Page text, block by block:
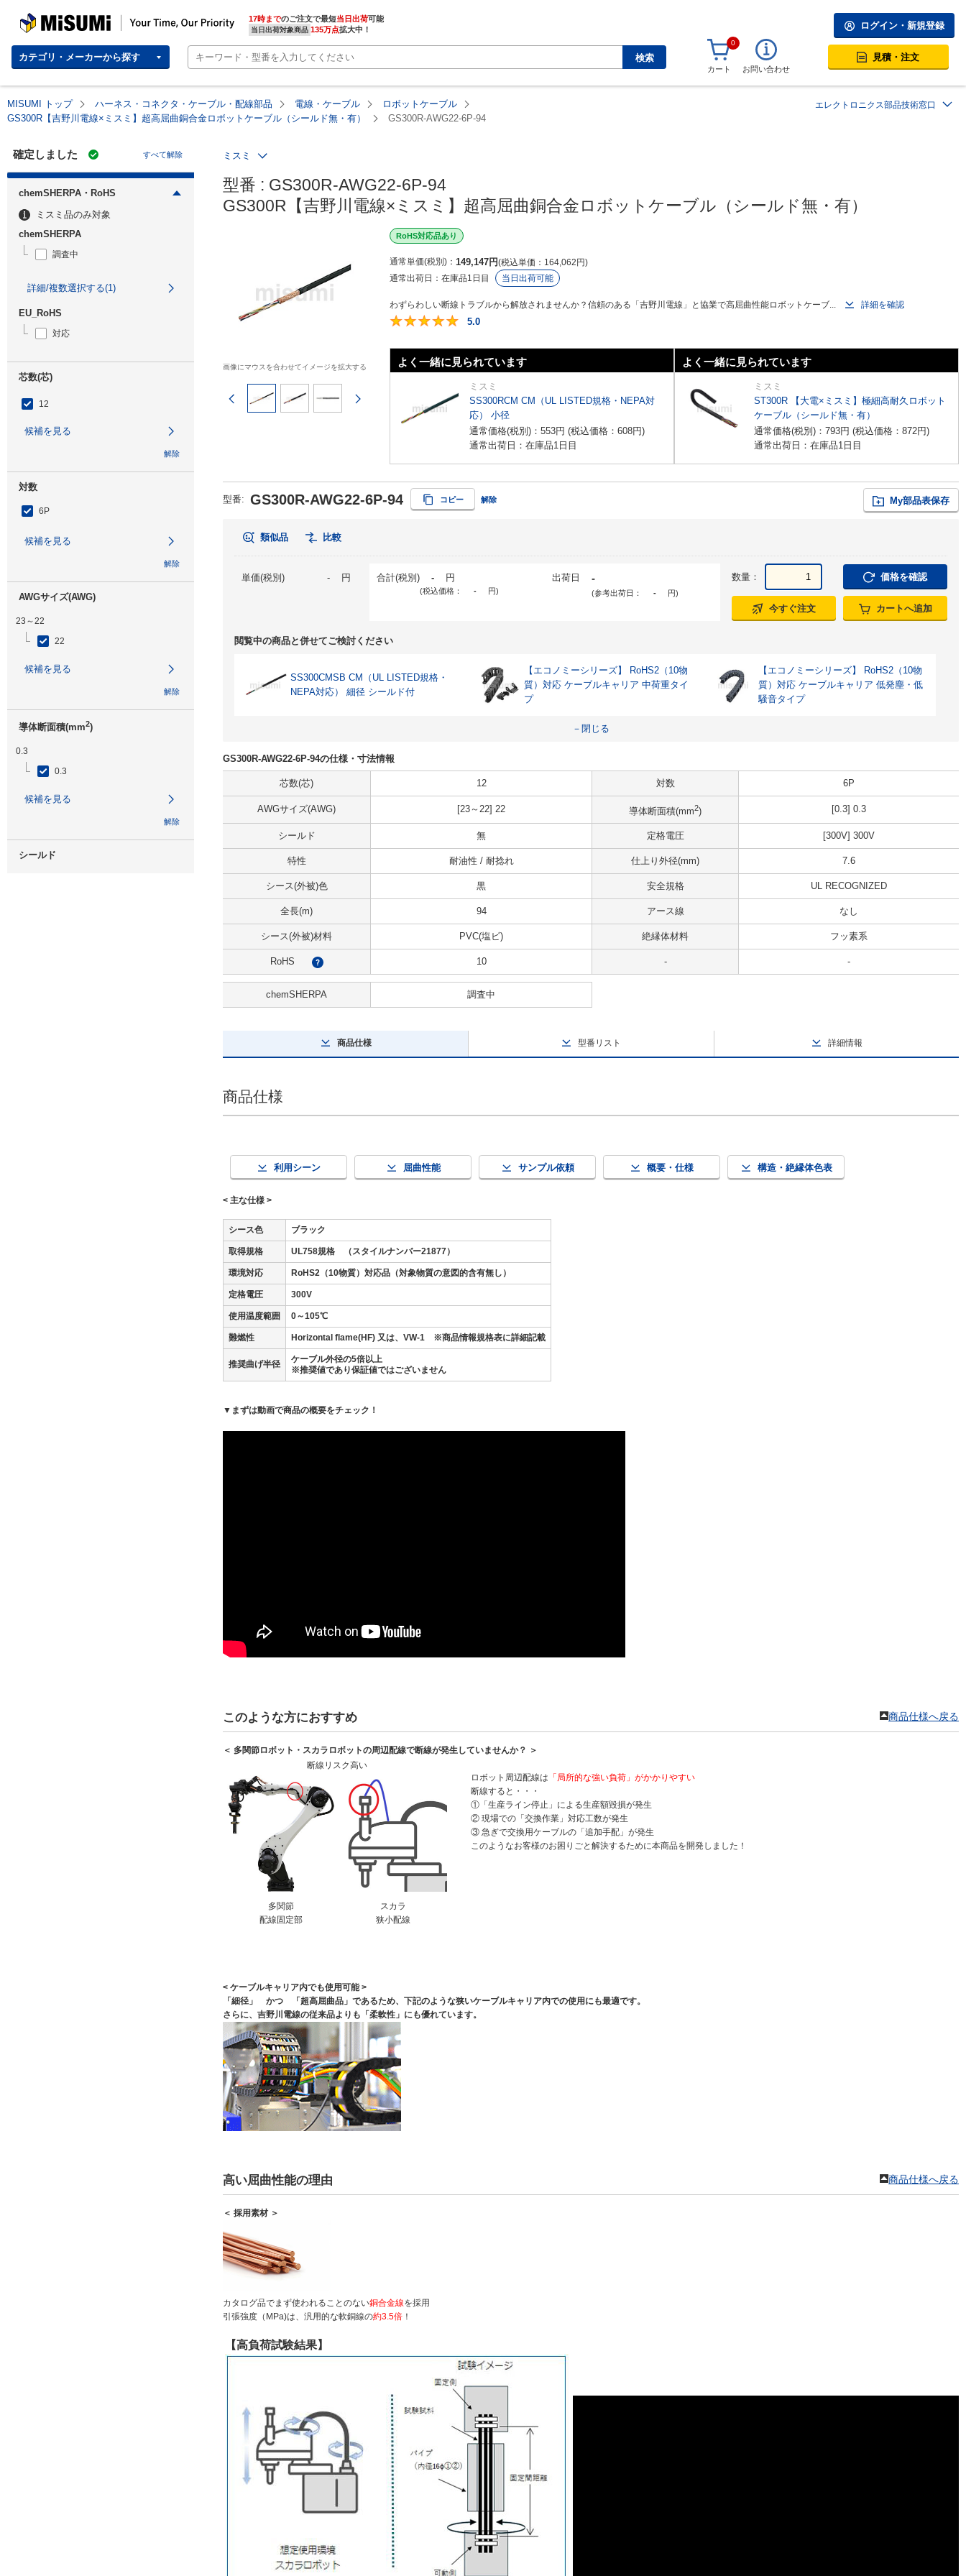
MISUMI | Your Time, Our Priority 17時までのご注文で最短当日出荷
当日出荷対象商品 135万点拡大中！
カテゴリ・メーカーから探す 検索
ログイン・新規登録
0
カート お問い合わせ
見積・注文
MISUMI トップ ハーネス・コネクタ・ケーブル・配線部品 電線・ケーブル
ロボットケーブル
GS300R【吉野川電線×ミスミ】超高屈曲銅合金ロボットケーブル（シールド無・有）
GS300R-AWG22-6P-94
エレクトロニクス部品技術窓口
確定しました すべて解除
chemSHERPA・RoHS
ミスミ品のみ対象
chemSHERPA
調査中
詳細/複数選択する(1)
EU_RoHS
対応
芯数(芯)
12
候補を見る
解除
対数
6P
候補を見る
解除
AWGサイズ(AWG)
23～22
22
候補を見る
解除
導体断面積(mm2)
0.3
0.3
候補を見る
解除
シールド
ミスミ
型番 : GS300R-AWG22-6P-94
GS300R【吉野川電線×ミスミ】超高屈曲銅合金ロボットケーブル（シールド無・有）
画像にマウスを合わせてイメージを拡大する
前のページ
RoHS対応品あり
通常単価(税別) 149,147円 税込単価 164,062円
通常出荷日： 在庫品1日目 当日出荷可能
わずらわしい断線トラブルから解放されませんか？信頼のある「吉野川電線」と協業で高屈曲性能ロボットケーブ...
詳細を確認
5.0
よく一緒に見られています
ミスミ
SS300RCM CM（UL LISTED規格・NEPA対
応） 小径
通常価格(税別)： 553円 (税込価格： 608円)
通常出荷日：在庫品1日目
よく一緒に見られています
ミスミ
ST300R 【大電×ミスミ】極細高耐久ロボット
ケーブル（シールド無・有）
通常価格(税別)： 793円 (税込価格： 872円)
通常出荷日：在庫品1日目
型番: GS300R-AWG22-6P-94 コピー 解除 My部品表保存
類似品 比較
単価(税別) - 円 合計(税別) - 円
(税込価格： - 円)
出荷日 -
(参考出荷日： - 円)
数量： 価格を確認
今すぐ注文 カートへ追加
閲覧中の商品と併せてご検討ください
SS300CMSB CM（UL LISTED規格・
NEPA対応） 細径 シールド付
【エコノミーシリーズ】 RoHS2（10物
質）対応 ケーブルキャリア 中荷重タイ
プ
【エコノミーシリーズ】 RoHS2（10物
質）対応 ケーブルキャリア 低発塵・低
騒音タイプ
－閉じる
GS300R-AWG22-6P-94の仕様・寸法情報
芯数(芯) 12 対数 6P
AWGサイズ(AWG) [23～22] 22 導体断面積(mm2) [0.3] 0.3
シールド 無 定格電圧 [300V] 300V
特性 耐油性 / 耐捻れ 仕上り外径(mm) 7.6
シース(外被)色 黒 安全規格 UL RECOGNIZED
全長(m) 94 アース線 なし
シース(外被)材料 PVC(塩ビ) 絶縁体材料 フッ素系
RoHS ? 10 - -
chemSHERPA 調査中
商品仕様 型番リスト 詳細情報
商品仕様
利用シーン 屈曲性能 サンプル依頼 概要・仕様 構造・絶縁体色表
< 主な仕様 >
シース色 ブラック
取得規格 UL758規格 （スタイルナンバー21877）
環境対応 RoHS2（10物質）対応品（対象物質の意図的含有無し）
定格電圧 300V
使用温度範囲 0～105℃
難燃性 Horizontal flame(HF) 又は、VW-1 ※商品情報規格表に詳細記載
推奨曲げ半径
ケーブル外径の5倍以上
※推奨値であり保証値ではございません
▼まずは動画で商品の概要をチェック！
商品仕様へ戻る
このような方におすすめ
＜ 多関節ロボット・スカラロボットの周辺配線で断線が発生していませんか？ ＞
断線リスク高い
多関節
配線固定部
スカラ
狭小配線
ロボット周辺配線は 「局所的な強い負荷」がかかりやすい
断線すると・・・
①「生産ライン停止」による生産額毀損が発生
② 現場での「交換作業」対応工数が発生
③ 急ぎで交換用ケーブルの「追加手配」が発生
このようなお客様のお困りごと解決するために本商品を開発しました！
< ケーブルキャリア内でも使用可能 >
「細径」 かつ 「超高屈曲品」であるため、下記のような狭いケーブルキャリア内での使用にも最適です。
さらに、吉野川電線の従来品よりも「柔軟性」にも優れています。
商品仕様へ戻る
高い屈曲性能の理由
＜ 採用素材 ＞
カタログ品でまず使われることのない銅合金線を採用
引張強度（MPa)は、汎用的な軟銅線の約3.5倍 ！
【高負荷試験結果】